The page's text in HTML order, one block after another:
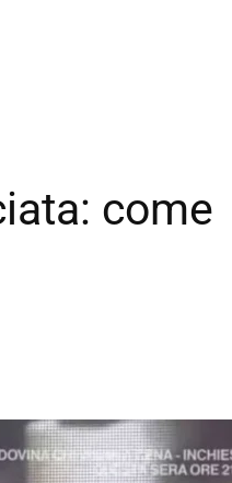
come